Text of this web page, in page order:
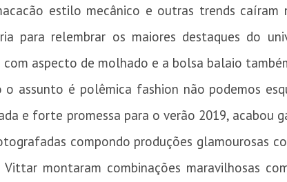
estilo mecânico e outras trends
para relembrar os maiores destaques do
aspecto de molhado e a bolsa balaio
assunto é polêmica fashion não podemos
e forte promessa para o verão 2019, acabou
compondo produções glamourosas
montaram combinações maravilhosas